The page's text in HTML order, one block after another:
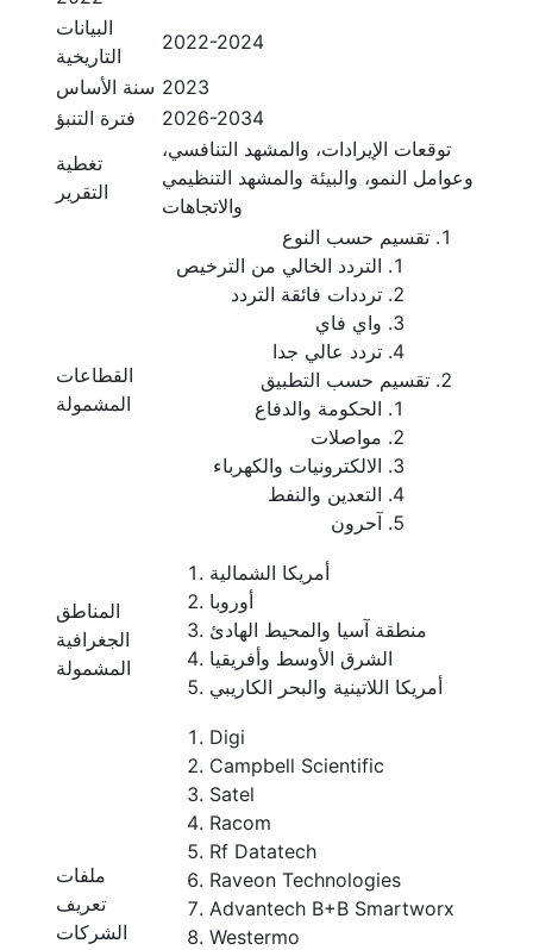
البيانات
التاريخية
2022-2024
سنة الأساس 2023
فترة التنبؤ
2026-2034
تغطية
التقرير
توقعات الإيرادات، والمشهد التنافسي،
وعوامل النمو، والبيئة والمشهد التنظيمي
والاتجاهات
القطاعات
المشمولة
تقسيم حسب النوع
التردد الخالي من الترخيص
ترددات فائقة التردد
واي فاي
تردد عالي جدا
تقسيم حسب التطبيق
الحكومة والدفاع
مواصلات
الالكترونيات والكهرباء
التعدين والنفط
آحرون
المناطق
الجغرافية
المشمولة
أمريكا الشمالية
أوروبا
منطقة آسيا والمحيط الهادئ
الشرق الأوسط وأفريقيا
أمريكا اللاتينية والبحر الكاريبي
ملفات
تعريف
الشركات
Digi
Campbell Scientific
Satel
Racom
Rf Datatech
Raveon Technologies
Advantech B+B Smartworx
Westermo